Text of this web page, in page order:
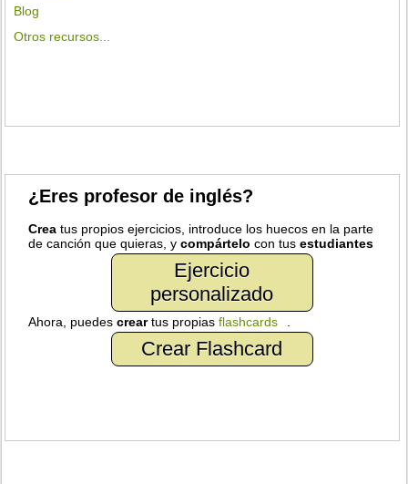
Blog
Otros recursos...
¿Eres profesor de inglés?
Crea tus propios ejercicios, introduce los huecos en la parte
de canción que quieras, ycompártelo con tusestudiantes
Ejercicio
personalizado
Ahora, puedescreartus propiasflashcards
Crear Flashcard